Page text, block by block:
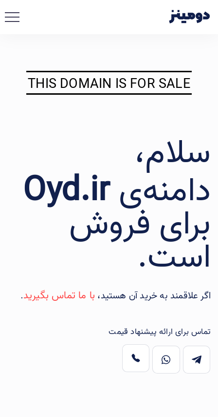
THIS DOMAIN IS FOR SALE
سلام،
دامنه‌یOyd.ir
برای فروش
است.
اگر علاقمند به خرید آن هستید، با ما تماس بگیرید.
تماس برای ارائه پیشنهاد قیمت